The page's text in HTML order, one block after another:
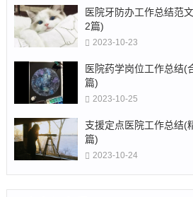
医院牙防办工作总结范
2篇)
2023-10-23
医院药学岗位工作总结(
篇)
2023-10-25
支援定点医院工作总结(
篇)
2023-10-24